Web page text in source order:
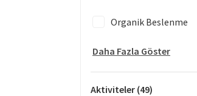
Organik Beslenme
Daha Fazla Göster
Aktiviteler (49)